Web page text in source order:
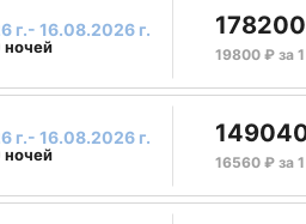
г.- 16.08.2026 г.
ночей 19800 ₽ за
г.- 16.08.2026 г.
ночей 16560 ₽ за